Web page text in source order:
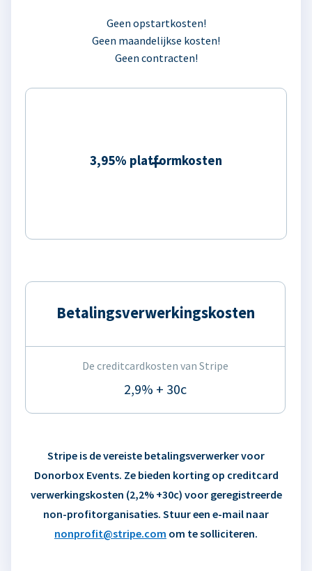
Geen opstartkosten!
Geen maandelijkse kosten!
Geen contracten!
3,95% platformkosten
Betalingsverwerkingskosten
De creditcardkosten van Stripe
2,9% + 30c
Stripe is de vereiste betalingsverwerker voor
Donorbox Events. Ze bieden korting op creditcard
verwerkingskosten (2,2% +30c) voor geregistreerde
non-profitorganisaties. Stuur een e-mail naar
nonprofit@stripe.com om te solliciteren.